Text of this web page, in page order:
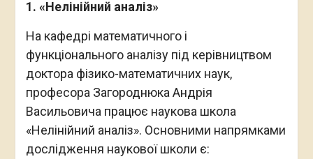
1. «Нелінійний аналіз»
На кафедрі математичного і
функціонального аналізу під керівництвом
доктора фізико-математичних наук,
професора Загороднюка Андрія
Васильовича працює наукова школа
«Нелінійний аналіз». Основними напрямками
дослідження наукової школи є: